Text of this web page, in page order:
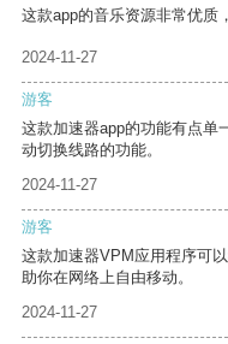
这款app的音乐资源非常优质
2024-11-27
游客
这款加速器app的功能有点单
动切换线路的功能。
2024-11-27
游客
这款加速器VPM应用程序可
助你在网络上自由移动。
2024-11-27